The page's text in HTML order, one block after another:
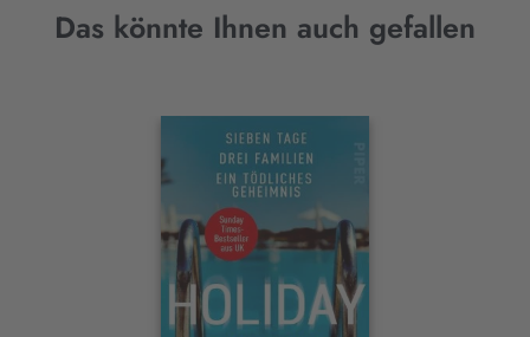
Das könnte Ihnen auch gefallen
Interaktives